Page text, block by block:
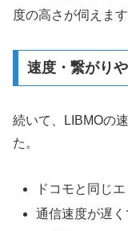
度の高さが伺えます
速度・繋がり
続いて、LIBMOの
た。
ドコモと同じ
通信速度が遅